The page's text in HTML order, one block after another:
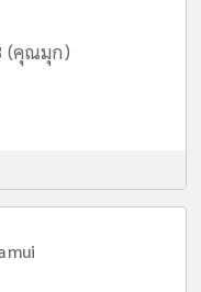
(คุณมุก)